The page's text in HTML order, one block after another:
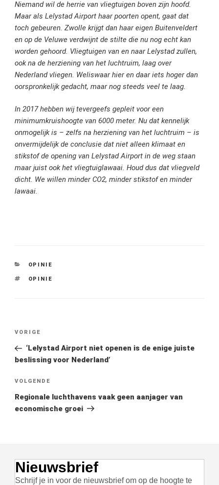
Niemand wil de herrie van vliegtuigen boven zijn hoofd.
Maar als Lelystad Airport haar poorten opent, gaat dat
toch gebeuren. Zwolle krijgt dan haar eigen Buitenveldert
en op de Veluwe verdwijnt de stilte die nu nog echt kan
worden gehoord. Vliegtuigen van en naar Lelystad zullen,
ook na de herziening van het luchtruim, laag over
Nederland vliegen. Weliswaar hier en daar iets hoger dan
oorspronkelijk gedacht, maar nog steeds veel te laag.
In 2017 hebben wij tevergeefs gepleit voor een
minimumkruishoogte van 6000 meter. Nu dat kennelijk
onmogelijk is – zelfs na herziening van het luchtruim – is
onvermijdelijk de conclusie dat niet alleen klimaat en
stikstof de opening van Lelystad Airport in de weg staan
maar juist ook het vliegtuiglawaai. Houd dus dat vliegveld
dicht. We willen minder CO2, minder stikstof en minder
lawaai.
CATEGORIEËN
OPINIE
TAGS
OPINIE
Bericht
Vorig
bericht
VORIGE
‘Lelystad Airport niet openen is de enige juiste
beslissing voor Nederland’
Volgend
bericht
VOLGENDE
Regionale luchthavens vaak geen aanjager van
economische groei
Nieuwsbrief
Schrijf je in voor de nieuwsbrief om op de hoogte te